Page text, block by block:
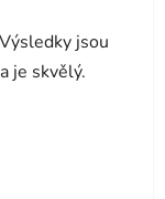
jsou
je skvělý.